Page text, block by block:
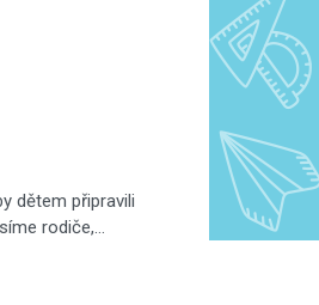
dětem připravili
rodiče,…